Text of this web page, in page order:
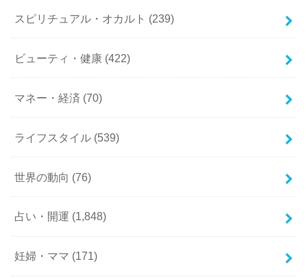
スピリチュアル・オカルト (239)
ビューティ・健康 (422)
マネー・経済 (70)
ライフスタイル (539)
世界の動向 (76)
占い・開運 (1,848)
妊婦・ママ (171)